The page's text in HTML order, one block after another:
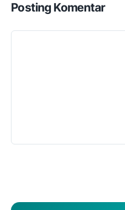
Posting Komentar